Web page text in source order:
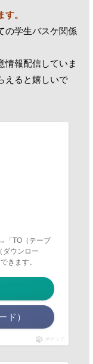
。
の学生バスケ関係
情報配信していま
えると嬉しいで
「TO（テーブ
ダウンロー
きます。
ド）
ポチップ